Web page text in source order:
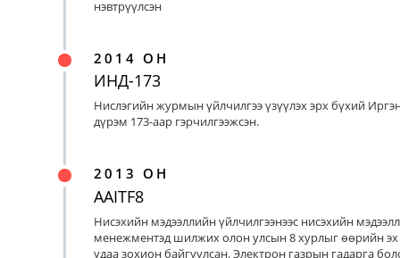
нэвтрүүлсэн
2014 ОН
ИНД-173
Нислэгийн журмын үйлчилгээ үзүүлэх эрх бүхий
дүрэм 173-аар гэрчилгээжсэн.
2013 ОН
AAITF8
Нисэхийн мэдээллийн үйлчилгээнээс нисэхийн
менежментэд шилжих олон улсын 8 хурлыг өөрийн
удаа зохион байгуулсан. Электрон газрын гадарга